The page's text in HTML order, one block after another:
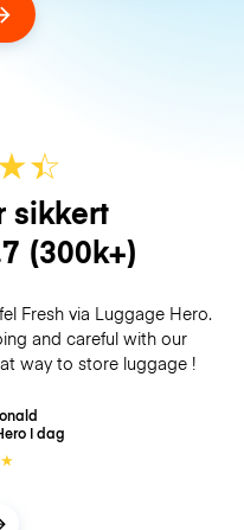
☆
★
sikkert
(300k+)
Fresh via Luggage Hero.
and careful with our
way to store luggage !
I dag
★